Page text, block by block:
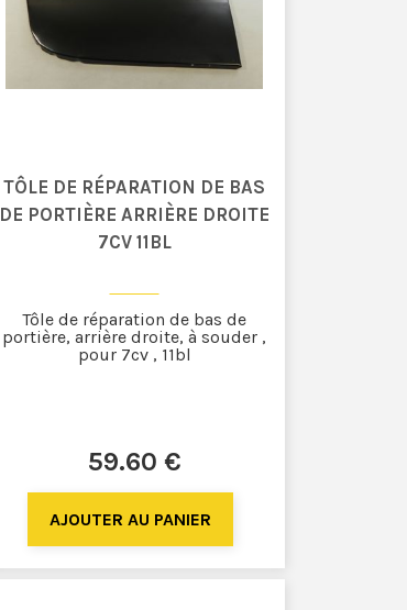
TÔLE DE RÉPARATION DE BAS
DE PORTIÈRE ARRIÈRE DROITE
7CV 11BL
59.60 €
Tôle de réparation de bas de
portière, arrière droite, à souder ,
pour 7cv , 11bl